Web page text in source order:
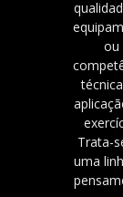
ou
Trata-
uma